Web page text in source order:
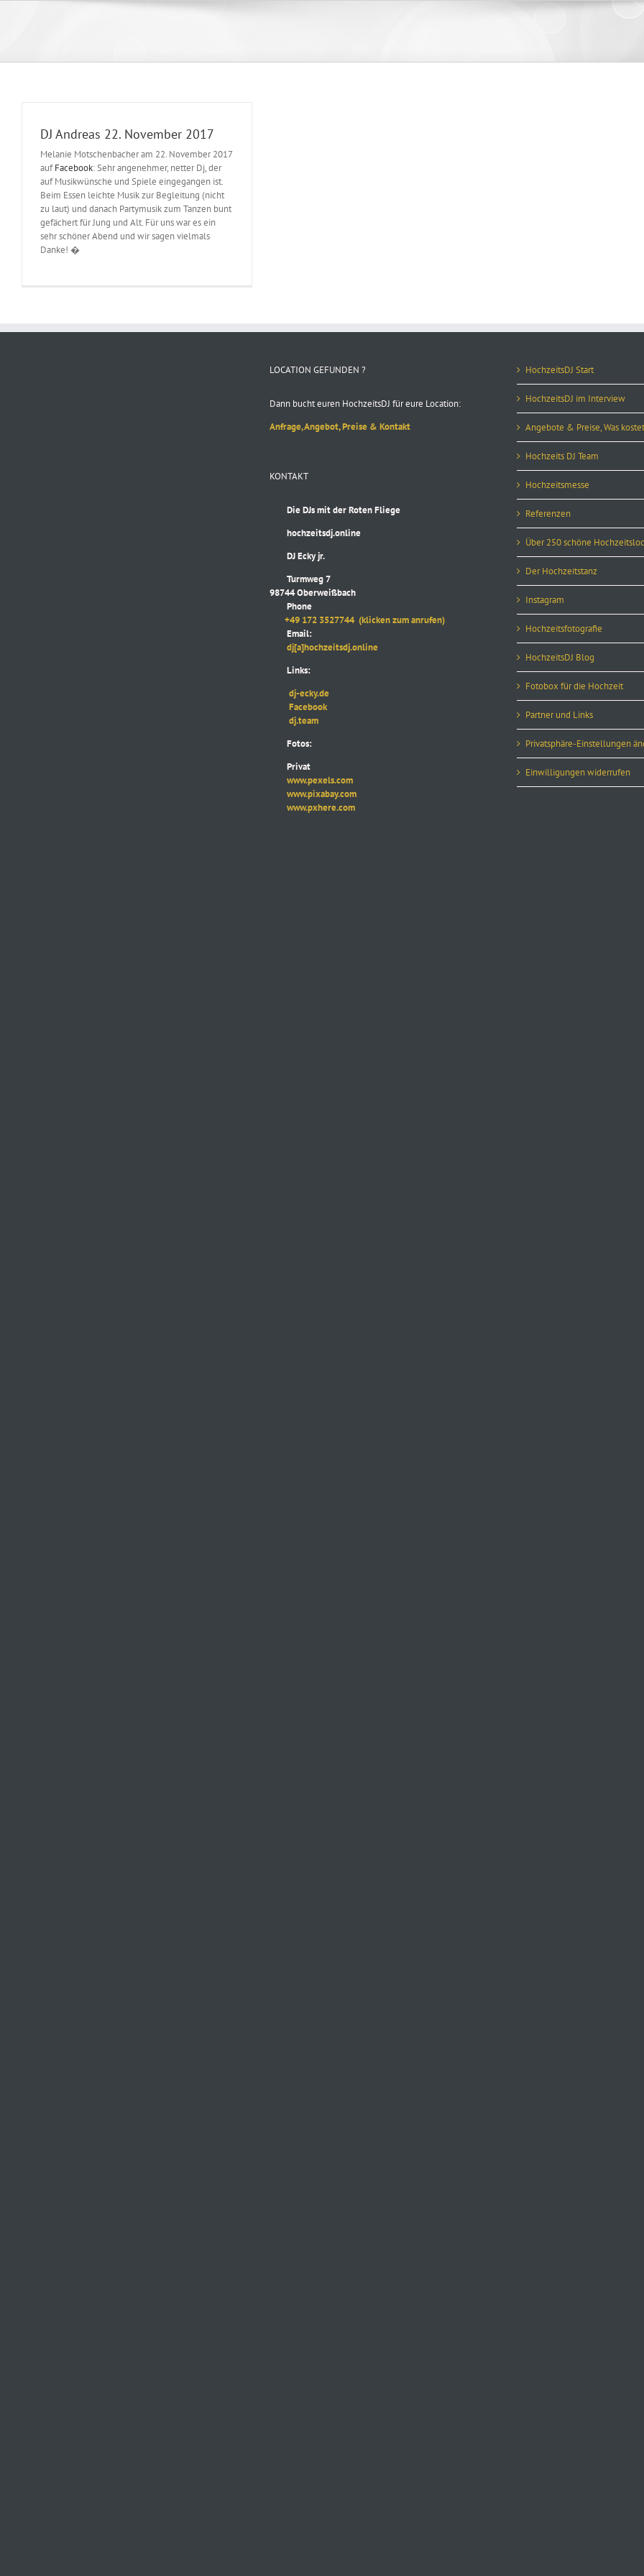
DJ Andreas 22. November 2017
Melanie Motschenbacher am 22. November 2017
aufFacebook: Sehr angenehmer, netter Dj, der
auf Musikwünsche und Spiele eingegangen ist.
Beim Essen leichte Musik zur Begleitung (nicht
zu laut) und danach Partymusik zum Tanzen bunt
gefächert für Jung und Alt. Für uns war es ein
sehr schöner Abend und wir sagen vielmals
Danke! �
LOCATION GEFUNDEN ?
Dann bucht euren HochzeitsDJ für eure Location:
Anfrage, Angebot, Preise & Kontakt
KONTAKT
Die DJs mit der Roten Fliege
hochzeitsdj.online
DJ Ecky jr.
Turmweg 7
98744 Oberweißbach
Phone
+49 172 3527744 (klicken zum anrufen)
Email:
dj[a]hochzeitsdj.online
Links:
dj-ecky.de
Facebook
dj.team
Fotos:
Privat
www.pexels.com
www.pixabay.com
www.pxhere.com
HochzeitsDJ Start
HochzeitsDJ im Interview
Angebote & Preise, Was
Hochzeits DJ Team
Hochzeitsmesse
Referenzen
Über 250 schöne
Der Hochzeitstanz
Instagram
Hochzeitsfotografie
HochzeitsDJ Blog
Fotobox für die Hochzeit
Partner und Links
Privatsphäre-Einstellungen
Einwilligungen widerrufen